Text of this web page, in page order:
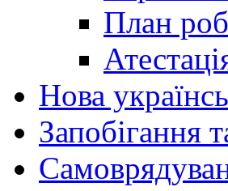
План
Нова
Запобігання